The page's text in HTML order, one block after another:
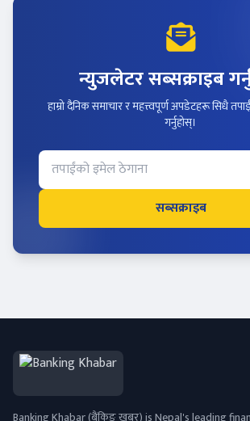
न्युजलेटर सब्सक्राइब
हाम्रो दैनिक समाचार र महत्त्वपूर्ण अपडेटहरू सिधै
गर्नुहोस्।
सब्सक्राइब
Banking Khabar (बैंकिङ खबर) is Nepal's leading